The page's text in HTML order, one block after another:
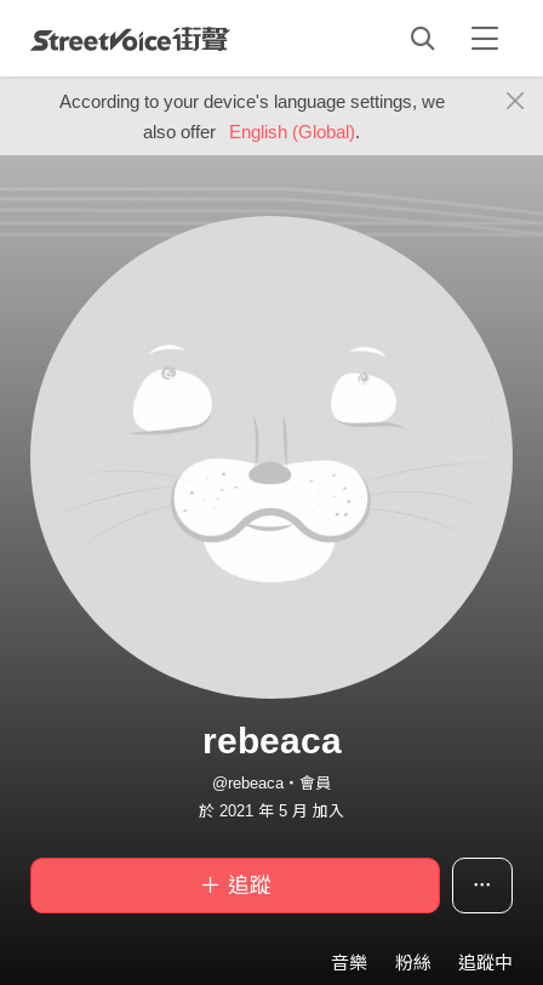
According to your device's language settings, we
also offer
English (Global).
rebeaca
@rebeaca・會員
於 2021 年 5 月 加入
＋ 追蹤
音樂 粉絲 追蹤中